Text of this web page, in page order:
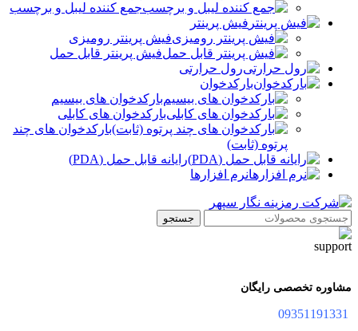
جمع کننده لیبل و برچسب
فیش پرینتر
فیش پرینتر رومیزی
فیش پرینتر قابل حمل
رول حرارتی
بارکدخوان
بارکدخوان های بیسیم
بارکدخوان های کابلی
بارکدخوان های چند
پرتوه (ثابت)
رایانه قابل حمل (PDA)
نرم افزارها
جستجو
مشاوره تخصصی رایگان